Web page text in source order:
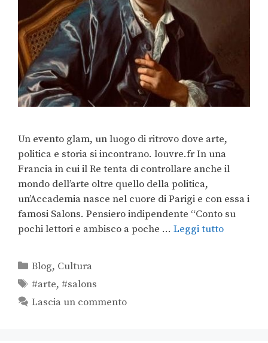
Un evento glam, un luogo di ritrovo dove arte,
politica e storia si incontrano. louvre.fr In una
Francia in cui il Re tenta di controllare anche il
mondo dell’arte oltre quello della politica,
un’Accademia nasce nel cuore di Parigi e con essa i
famosi Salons. Pensiero indipendente “Conto su
pochi lettori e ambisco a poche … Leggi tutto
Blog, Cultura
#arte, #salons
Lascia un commento